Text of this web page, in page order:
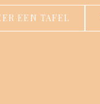
EEN TAFEL